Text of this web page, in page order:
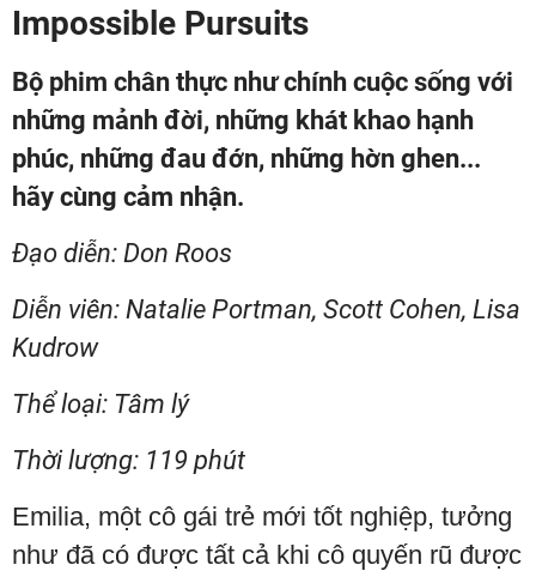
Impossible Pursuits
Bộ phim chân thực như chính cuộc sống với
những mảnh đời, những khát khao hạnh
phúc, những đau đớn, những hờn ghen...
hãy cùng cảm nhận.
Đạo diễn: Don Roos
Diễn viên: Natalie Portman, Scott Cohen, Lisa
Kudrow
Thể loại: Tâm lý
Thời lượng: 119 phút
Emilia, một cô gái trẻ mới tốt nghiệp, tưởng
như đã có được tất cả khi cô quyến rũ được